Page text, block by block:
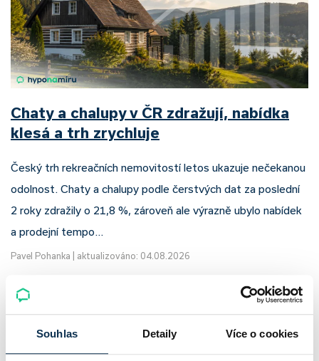
Souhlas Detaily Více o cookies
Chaty a chalupy v ČR zdražují, nabídka
klesá a trh zrychluje
Český trh rekreačních nemovitostí letos ukazuje nečekanou
odolnost. Chaty a chalupy podle čerstvých dat za poslední
2 roky zdražily o 21,8 %, zároveň ale výrazně ubylo nabídek
a prodejní tempo…
Pavel Pohanka aktualizováno: 04.08.2026